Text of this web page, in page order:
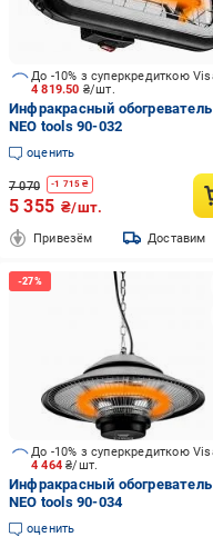
4 819.50 ₴/шт.
Инфракрасный обогреватель
NEO tools 90-032
оценить
7 070 -1 715 ₴
5 355 ₴/шт.
Привезём Доставим
4 464₴/шт.
Инфракрасный обогреватель
NEO tools 90-034
оценить